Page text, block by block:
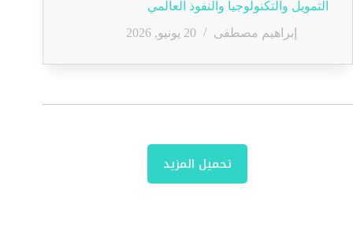
التمويل والتكنولوجيا والنفوذ العالمي
إبراهيم مصطفى
20 يونيو, 2026
تحميل المزيد